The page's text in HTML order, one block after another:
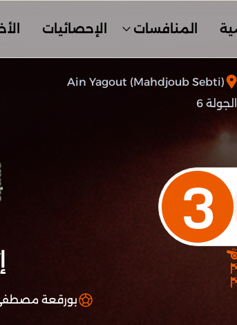
المنافسات الإحصائيات
Ain Yagout (Mahdjoub Sebti)
الجولة 6
3
بورقعة مصطفى